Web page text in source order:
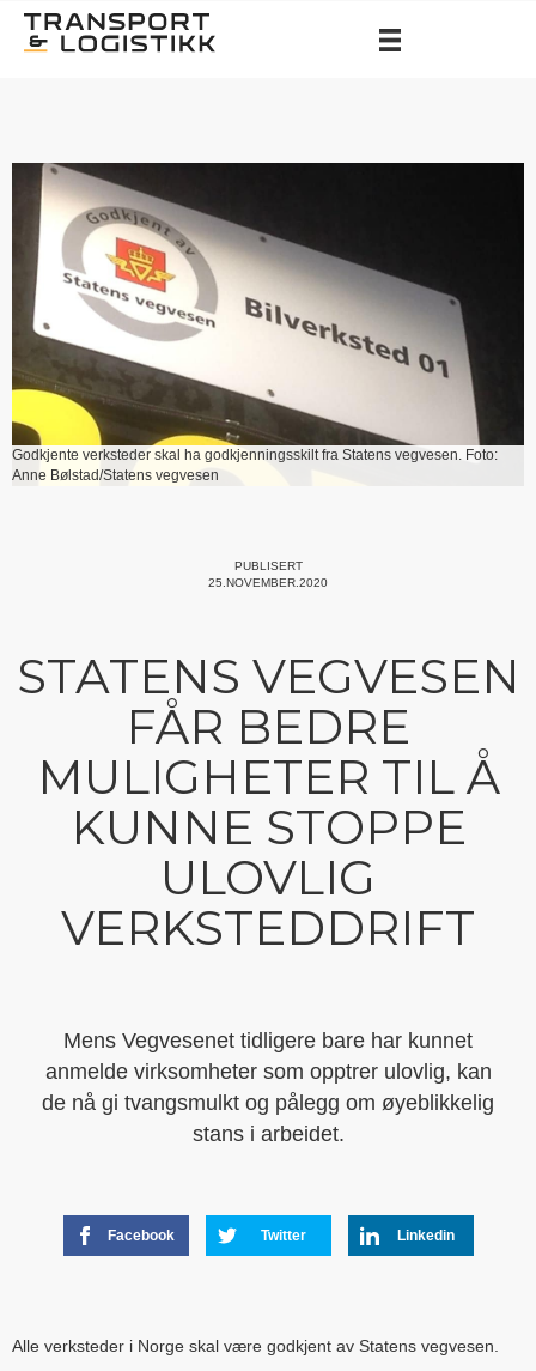
Godkjente verksteder skal ha godkjenningsskilt fra Statens vegvesen. Foto:
Anne Bølstad/Statens vegvesen
PUBLISERT
25.NOVEMBER.2020
STATENS VEGVESEN
FÅR BEDRE
MULIGHETER TIL Å
KUNNE STOPPE
ULOVLIG
VERKSTEDDRIFT
Mens Vegvesenet tidligere bare har kunnet
anmelde virksomheter som opptrer ulovlig, kan
de nå gi tvangsmulkt og pålegg om øyeblikkelig
stans i arbeidet.
Facebook Twitter Linkedin
Alle verksteder i Norge skal være godkjent av Statens vegvesen.